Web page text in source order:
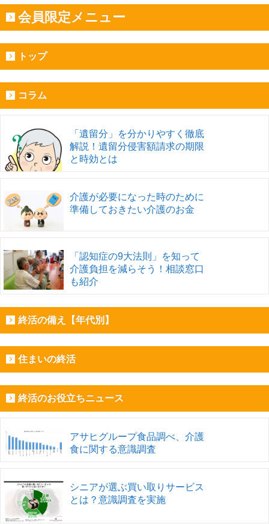
会員限定メニュー
トップ
コラム
「遺留分」を分かりやすく徹底
解説！遺留分侵害額請求の期限
と時効とは
介護が必要になった時のために
準備しておきたい介護のお金
「認知症の9大法則」を知って
介護負担を減らそう！相談窓口
も紹介
終活の備え【年代別】
住まいの終活
終活のお役立ちニュース
アサヒグループ食品調べ、介護
食に関する意識調査
シニアが選ぶ買い取りサービス
とは？意識調査を実施